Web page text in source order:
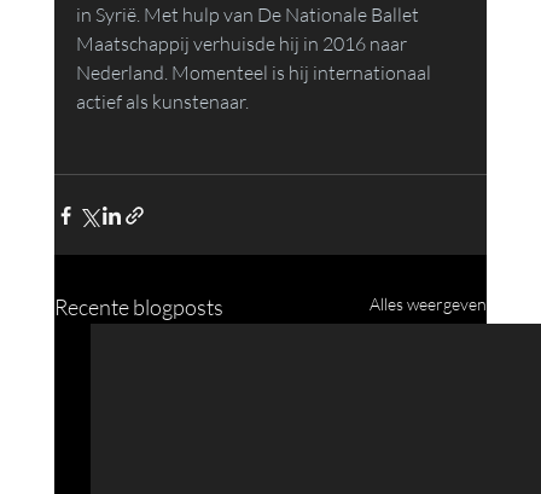
in Syrië. Met hulp van De Nationale Ballet
Maatschappij verhuisde hij in 2016 naar
Nederland. Momenteel is hij internationaal
actief als kunstenaar.
Recente blogposts Alles weergeven